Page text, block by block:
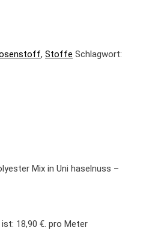
, Stoffe Schlagwort:
Mix in Uni haselnuss –
18,90 €. pro Meter